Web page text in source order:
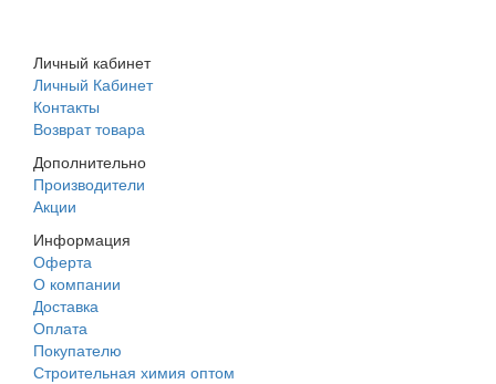
Личный кабинет
Личный Кабинет
Контакты
Возврат товара
Дополнительно
Производители
Акции
Информация
Оферта
О компании
Доставка
Оплата
Покупателю
Строительная химия оптом